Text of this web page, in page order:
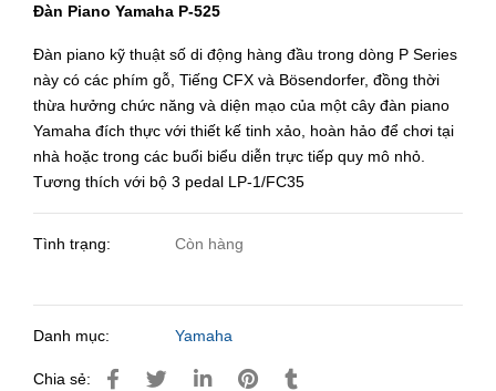
Đàn Piano Yamaha P-525
Đàn piano kỹ thuật số di động hàng đầu trong dòng P Series
này có các phím gỗ, Tiếng CFX và Bösendorfer, đồng thời
thừa hưởng chức năng và diện mạo của một cây đàn piano
Yamaha đích thực với thiết kế tinh xảo, hoàn hảo để chơi tại
nhà hoặc trong các buổi biểu diễn trực tiếp quy mô nhỏ.
Tương thích với bộ 3 pedal LP-1/FC35
Tình trạng: Còn hàng
Danh mục: Yamaha
Chia sẻ: